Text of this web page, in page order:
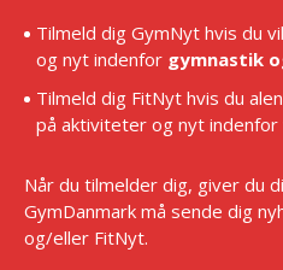
Tilmeld dig GymNyt hvis du
og nyt indenfor gymnastik
Tilmeld dig FitNyt hvis du
på aktiviteter og nyt indenfor
Når du tilmelder dig, giver du
GymDanmark må sende dig
og/eller FitNyt.